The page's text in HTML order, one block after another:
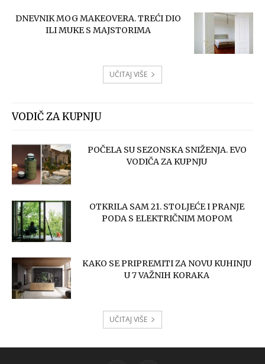
DNEVNIK MOG MAKEOVERA. TREĆI DIO
ILI MUKE S MAJSTORIMA
UČITAJ VIŠE
VODIČ ZA KUPNJU
POČELA SU SEZONSKA SNIŽENJA. EVO
VODIČA ZA KUPNJU
OTKRILA SAM 21. STOLJEĆE I PRANJE
PODA S ELEKTRIČNIM MOPOM
KAKO SE PRIPREMITI ZA NOVU KUHINJU
U 7 VAŽNIH KORAKA
UČITAJ VIŠE